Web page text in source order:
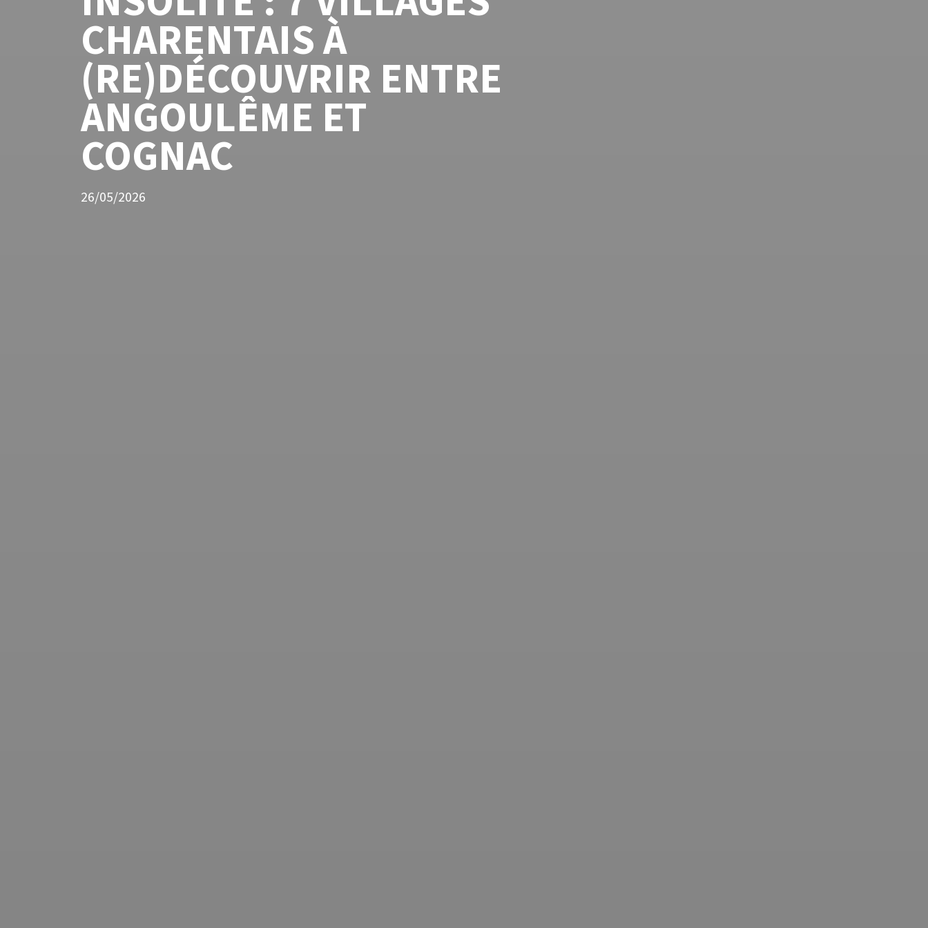
CHARENTAIS À
(RE)DÉCOUVRIR ENTRE
ANGOULÊME ET
COGNAC
26/05/2026